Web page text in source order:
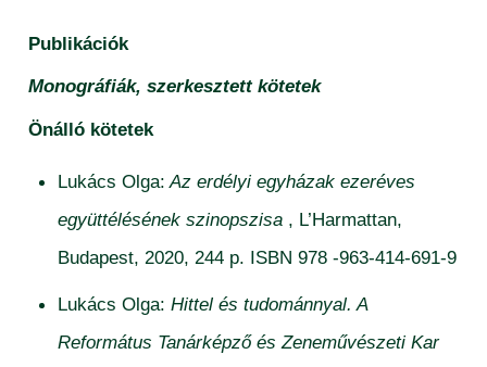
Publikációk
Monográfiák, szerkesztett kötetek
Önálló kötetek
Lukács Olga: Az erdélyi egyházak ezeréves
együttélésének szinopszisa , L’Harmattan,
Budapest, 2020, 244 p. ISBN 978 -963-414-691-9
Lukács Olga:Hittel és tudománnyal. A
Református Tanárképző és Zeneművészeti Kar